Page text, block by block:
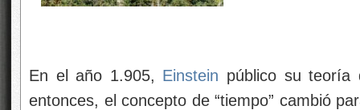
En el año 1.905, Einstein público su
entonces, el concepto de “tiempo” cambió